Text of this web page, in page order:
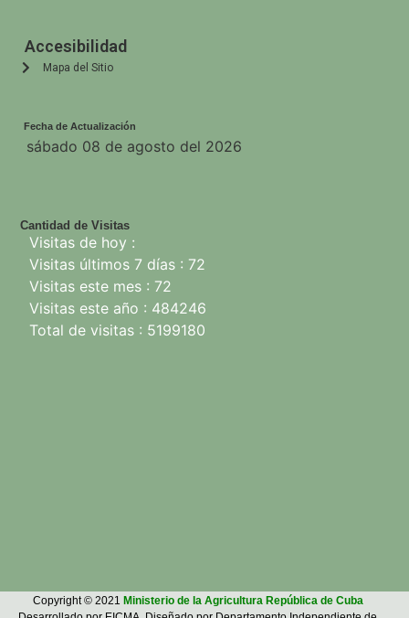
Accesibilidad
Mapa del Sitio
Fecha de Actualización
Cantidad de Visitas
Visitas de hoy :
Visitas últimos 7 días : 72
Visitas este mes : 72
Visitas este año : 484246
Total de visitas : 5199180
sábado 08 de agosto del 2026
Copyright © 2021 Ministerio de la Agricultura República de Cuba